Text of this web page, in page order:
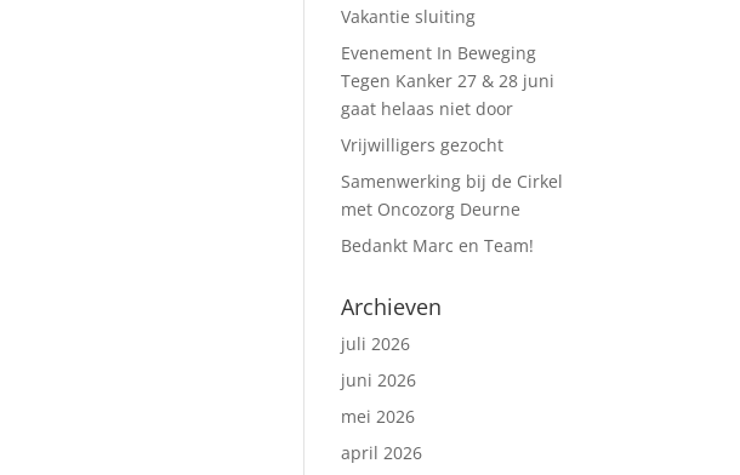
Vakantie sluiting
Evenement In Beweging
Tegen Kanker 27 & 28 juni
gaat helaas niet door
Vrijwilligers gezocht
Samenwerking bij de Cirkel
met Oncozorg Deurne
Bedankt Marc en Team!
Archieven
juli 2026
juni 2026
mei 2026
april 2026